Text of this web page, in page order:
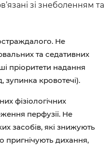
зі знеболенням та
Не
та седативних
пріоритети надання
кровотечі).
фізіологічних
перфузії. Не
засобів, які знижують
пригнічують дихання,